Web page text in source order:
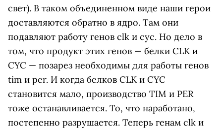
свет). В таком объединенном виде наши герои
доставляются обратно в ядро. Там они
подавляют работу генов clk и cyc. Но дело в
том, что продукт этих генов — белки CLK и
CYC — позарез необходимы для работы генов
tim и per. И когда белков CLK и CYC
становится мало, производство TIM и PER
тоже останавливается. То, что наработано,
постепенно разрушается. Теперь генам clk и